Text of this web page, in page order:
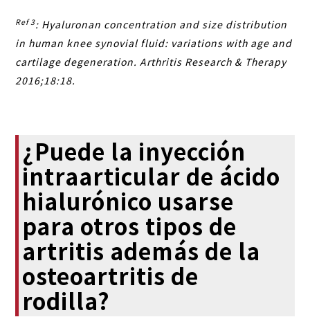
Ref 3: Hyaluronan concentration and size distribution
in human knee synovial fluid: variations with age and
cartilage degeneration. Arthritis Research & Therapy
2016;18:18.
¿Puede la inyección
intraarticular de ácido
hialurónico usarse
para otros tipos de
artritis además de la
osteoartritis de
rodilla?